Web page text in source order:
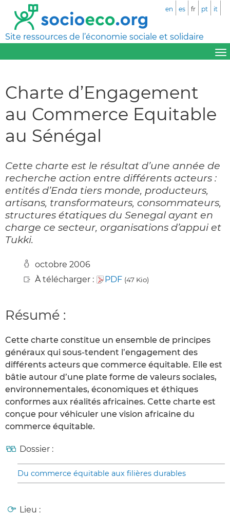
Site ressources de l’économie sociale et solidaire
en es fr pt it
Charte d’Engagement
au Commerce Equitable
au Sénégal
Cette charte est le résultat d’une année de
recherche action entre différents acteurs :
entités d’Enda tiers monde, producteurs,
artisans, transformateurs, consommateurs,
structures étatiques du Senegal ayant en
charge ce secteur, organisations d’appui et
Tukki.
octobre 2006
À télécharger :
PDF (47 Kio)
Résumé :
Cette charte constitue un ensemble de principes
généraux qui sous-tendent l’engagement des
différents acteurs que commerce équitable. Elle est
bâtie autour d’une plate forme de valeurs sociales,
environnementales, économiques et éthiques
conformes aux réalités africaines. Cette charte est
conçue pour véhiculer une vision africaine du
commerce équitable.
Dossier :
Du commerce équitable aux filières durables
Lieu :